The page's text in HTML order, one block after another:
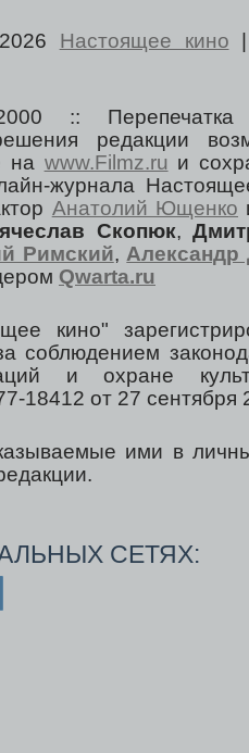
Настоящее кино
:: Перепечатка
редакции
на www.Filmz.ru и
журнала
Анатолий Ющенко
Скопюк,
Римский, Александр
Qwarta.ru
кино"
соблюдением
и охране
18412 от 27 сентября
ими в
СЕТЯХ: